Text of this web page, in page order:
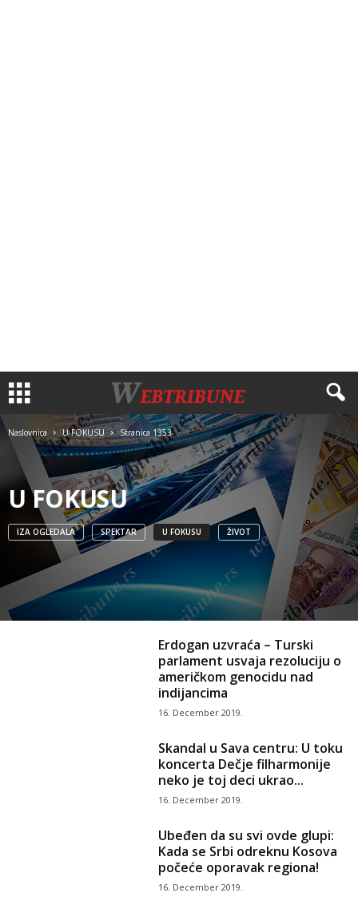
Naslovnica U FOKUSU Stranica 1353
U FOKUSU
IZA OGLEDALA SPEKTAR U FOKUSU ŽIVOT
Erdogan uzvraća – Turski
parlament usvaja rezoluciju o
američkom genocidu nad
indijancima
16. December 2019.
Skandal u Sava centru: U toku
koncerta Dečje filharmonije
neko je toj deci ukrao...
16. December 2019.
Ubeđen da su svi ovde glupi:
Kada se Srbi odreknu Kosova
počeće oporavak regiona!
16. December 2019.